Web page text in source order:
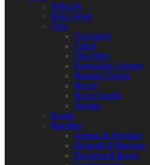
Artbook
Buku Anak
Fiksi
Dongeng
Fabel
Fiksi Mini
Kumpulan Cerpen
Naskah Drama
Novel
Novel Grafis
Roman
Komik
Nonfiksi
Agama & Spiritual
Biografi & Memoar
Ekonomi & Bisnis